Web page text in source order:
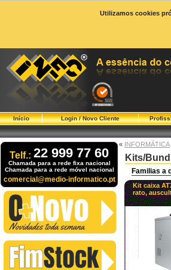
Utilizamos cookies
Início Login / Novo Cliente
Telf.: 22 999 77 60
Chamada para a rede fixa nacional
Chamada para a rede móvel nacional
comercial@medio-informatico.pt
« INFORMÁTICA
Kits/
Familias a
Kit caixa
rato,